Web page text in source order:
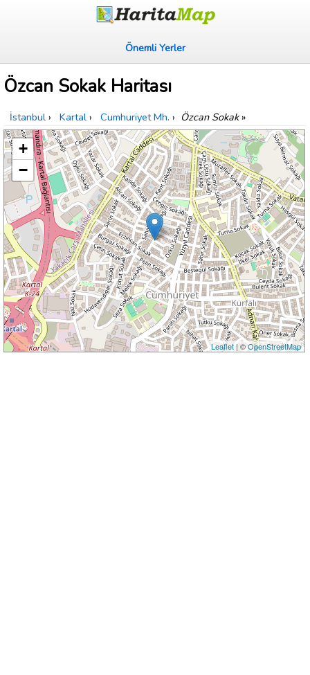
Önemli Yerler
Özcan Sokak Haritası
İstanbul › Kartal › Cumhuriyet Mh. › Özcan Sokak»
+
−
Leaflet| ©OpenStreetMap